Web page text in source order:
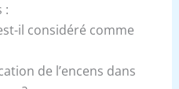
:
il considéré comme
de l’encens dans